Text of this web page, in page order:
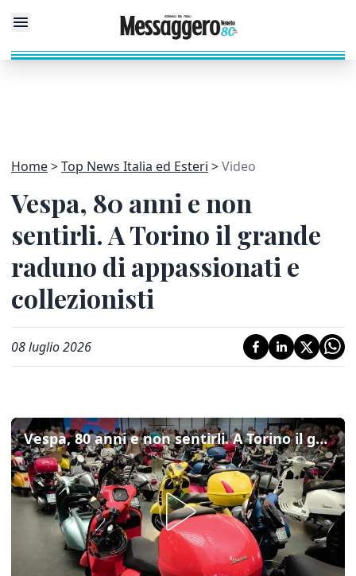
Home Top News Italia ed Esteri Video
Vespa, 80 anni e non
sentirli. A Torino il grande
raduno di appassionati e
collezionisti
08 luglio 2026
Vespa, 80 anni e non sentirli. A Torino il grande raduno di appassionati e collezionisti